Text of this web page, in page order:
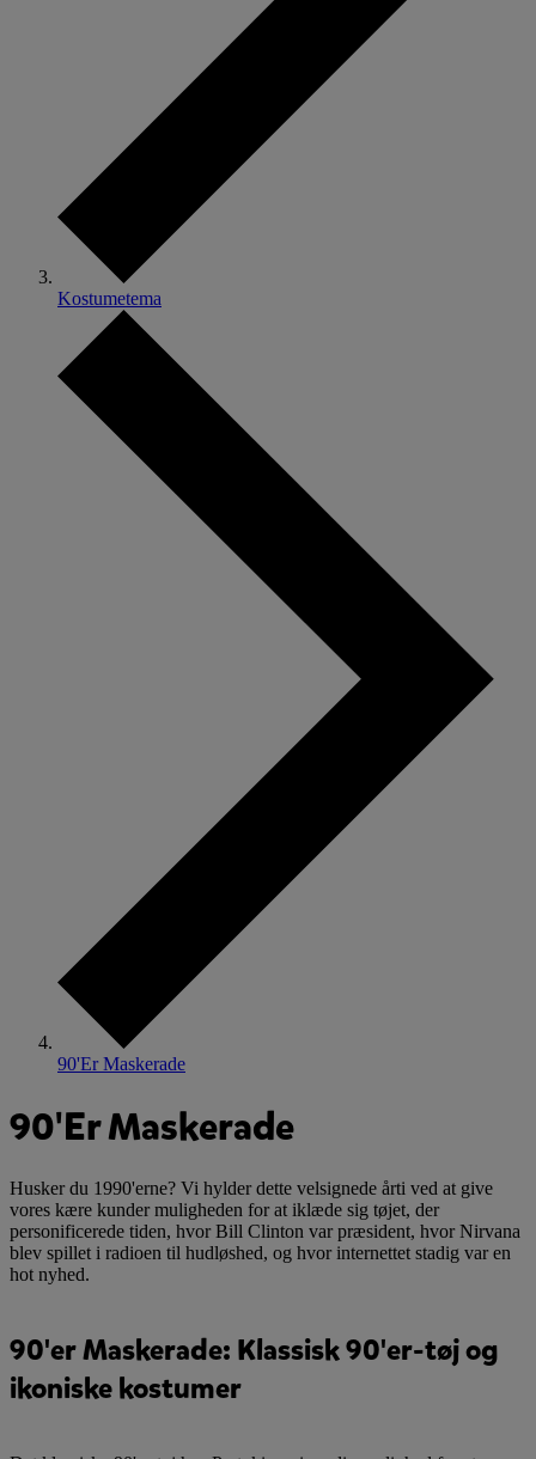
Kostumetema
90'Er Maskerade
90'Er Maskerade
Husker du 1990'erne? Vi hylder dette velsignede årti ved at give
vores kære kunder muligheden for at iklæde sig tøjet, der
personificerede tiden, hvor Bill Clinton var præsident, hvor Nirvana
blev spillet i radioen til hudløshed, og hvor internettet stadig var en
hot nyhed.
90'er Maskerade: Klassisk 90'er-tøj og
ikoniske kostumer